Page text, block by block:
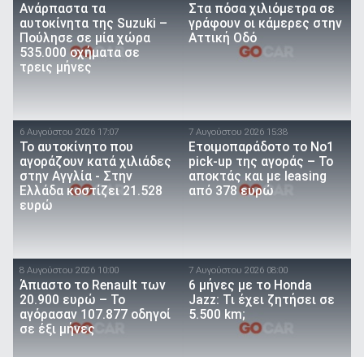
Ανάρπαστα τα
αυτοκίνητα της Suzuki –
Πούλησε σε μία χώρα
535.000 οχήματα σε
τρεις μήνες
Στα πόσα χιλιόμετρα σε
γράφουν οι κάμερες στην
Αττική Οδό
6 Αυγούστου 2026 17:07
To αυτοκίνητο που
αγοράζουν κατά χιλιάδες
στην Αγγλία - Στην
Ελλάδα κοστίζει 21.528
ευρώ
7 Αυγούστου 2026 15:38
Ετοιμοπαράδοτο το Νο1
pick-up της αγοράς – Το
αποκτάς και με leasing
από 378 ευρώ
8 Αυγούστου 2026 10:00
Άπιαστο το Renault των
20.900 ευρώ – Το
αγόρασαν 107.877 οδηγοί
σε έξι μήνες
7 Αυγούστου 2026 08:00
6 μήνες με το Honda
Jazz: Τι έχει ζητήσει σε
5.500 km;